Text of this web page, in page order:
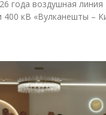
года воздушная линия
400 кВ «Вулканешты –